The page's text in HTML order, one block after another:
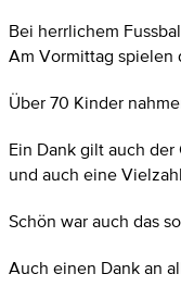
Bei herrlichem
Am Vormittag spielen
Über 70 Kinder
Ein Dank gilt auch
und auch eine
Schön war auch das
Auch einen Dank an